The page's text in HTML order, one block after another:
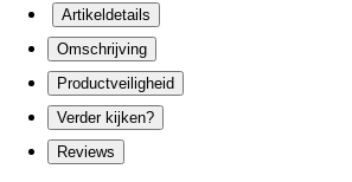
Artikeldetails
Omschrijving
Productveiligheid
Verder kijken?
Reviews